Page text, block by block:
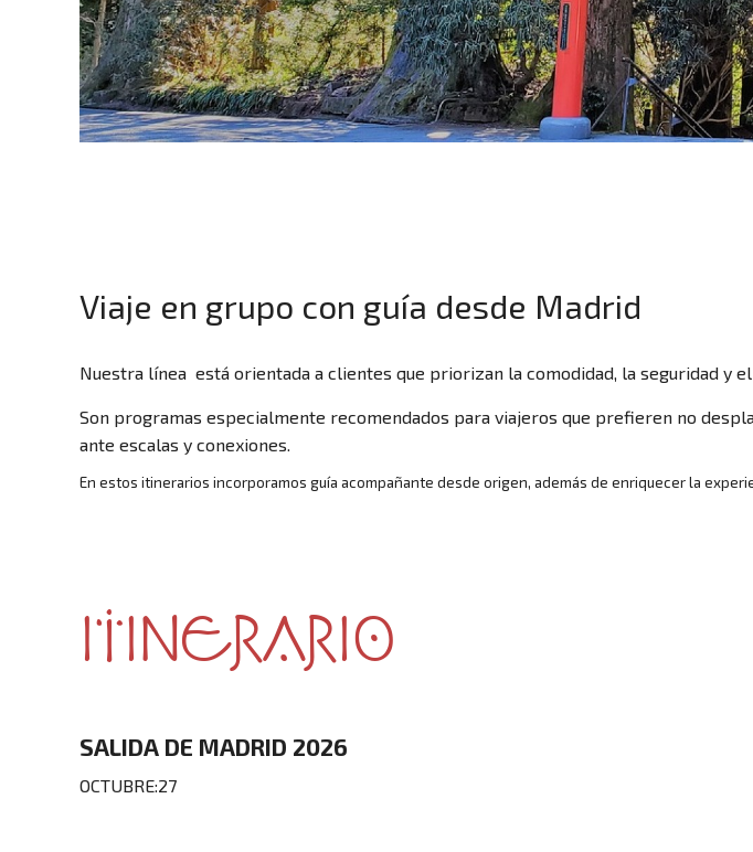
Viaje en grupo con guía desde Madrid
Nuestra línea está orientada a clientes que priorizan la comodidad, la seguridad y
Son programas especialmente recomendados para viajeros que prefieren no
ante escalas y conexiones.
En estos itinerarios incorporamos guía acompañante desde origen, además de enriquecer la
ITINERARIO
SALIDA DE MADRID 2026
OCTUBRE:27